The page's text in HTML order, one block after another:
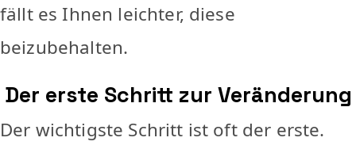
fällt es Ihnen leichter, diese
beizubehalten.
Der erste Schritt zur Veränderung
Der wichtigste Schritt ist oft der erste.